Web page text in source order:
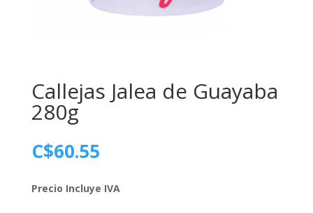
Callejas Jalea de Guayaba
280g
C$60.55
Precio Incluye IVA